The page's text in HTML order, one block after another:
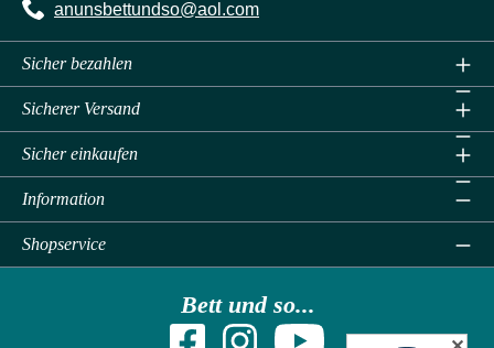
anunsbettundso@aol.com
Sicher bezahlen
Sicherer Versand
Sicher einkaufen
Bett und so...
Information
Shopservice